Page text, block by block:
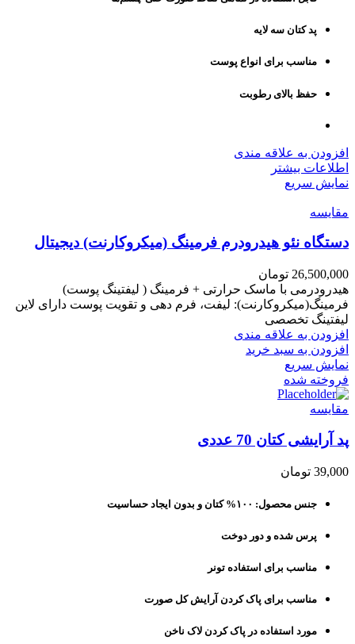
پد کتان سه لایه
مناسب برای انواع پوست
حفظ بالای رطوبت
افزودن به علاقه مندی
اطلاعات بیشتر
نمایش سریع
مقايسه
دستگاه نئو هیدرودرم فرمینگ (میکروکارنت) دیجیتال
26,500,000 تومان
هیدرودرمی با ماسک حرارتی + فرمینگ ( لیفتینگ پوست)
فرمینگ(میکروکارنت): لیفت، فرم دهی و تقویت پوست دارای لاین
لیفتینگ تخصصی
افزودن به علاقه مندی
افزودن به سبد خرید
نمایش سریع
فروخته شده
مقايسه
پد آرایشی کتان 70 عددی
39,000 تومان
جنس محصول: ۱۰۰% کتان و بدون ایجاد حساسیت
پرس شده و دور دوخت
مناسب برای استفاده تونر
مناسب برای پاک کردن آرایش کل صورت
مورد استفاده در پاک کردن لاک ناخن